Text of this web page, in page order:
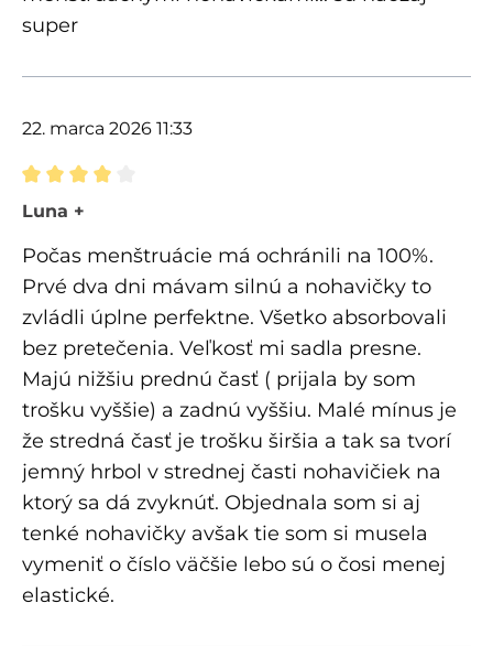
super
22. marca 2026 11:33
Recenzia s hodnotením 4 z 5 hviezdičiek
Luna +
Počas menštruácie má ochránili na 100%.
Prvé dva dni mávam silnú a nohavičky to
zvládli úplne perfektne. Všetko absorbovali
bez pretečenia. Veľkosť mi sadla presne.
Majú nižšiu prednú časť ( prijala by som
trošku vyššie) a zadnú vyššiu. Malé mínus je
že stredná časť je trošku širšia a tak sa tvorí
jemný hrbol v strednej časti nohavičiek na
ktorý sa dá zvyknúť. Objednala som si aj
tenké nohavičky avšak tie som si musela
vymeniť o číslo väčšie lebo sú o čosi menej
elastické.